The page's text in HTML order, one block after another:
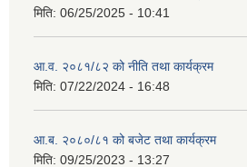
मिति: 06/25/2025 - 10:41
आ.व. २०८१/८२ को नीति तथा कार्यक्रम
मिति: 07/22/2024 - 16:48
आ.ब. २०८०/८१ को बजेट तथा कार्यक्रम
मिति: 09/25/2023 - 13:27